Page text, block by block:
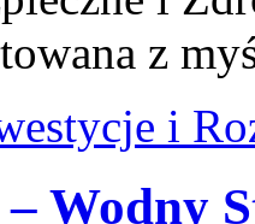
z
i
Wodny